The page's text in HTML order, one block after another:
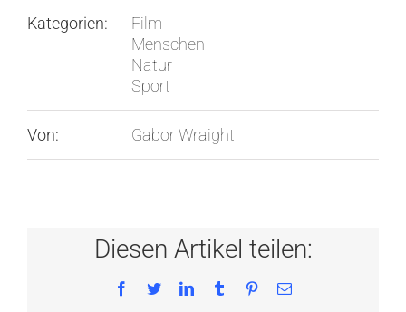
Kategorien:
Film
Menschen
Natur
Sport
Von: Gabor Wraight
Diesen Artikel teilen:
Facebook
TwitterLinkedInTumblr Pinterest
E-